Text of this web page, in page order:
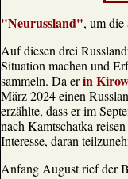
"Neurussland", um die
Auf diesen drei
Situation machen und
sammeln. Da erin
März 2024 einen
erzählte, dass er im
nach Kamtschatka
Interesse, daran
Anfang August rief der